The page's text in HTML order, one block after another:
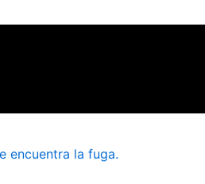
encuentra la fuga.